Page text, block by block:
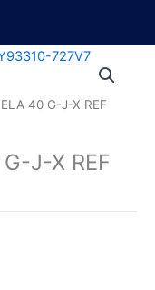
40 G-J-X REF
J-X REF